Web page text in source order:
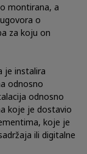
montirana, a
o
za koju on
je instalira
odnosno
odnosno
koje je dostavio
koje je
ili digitalne